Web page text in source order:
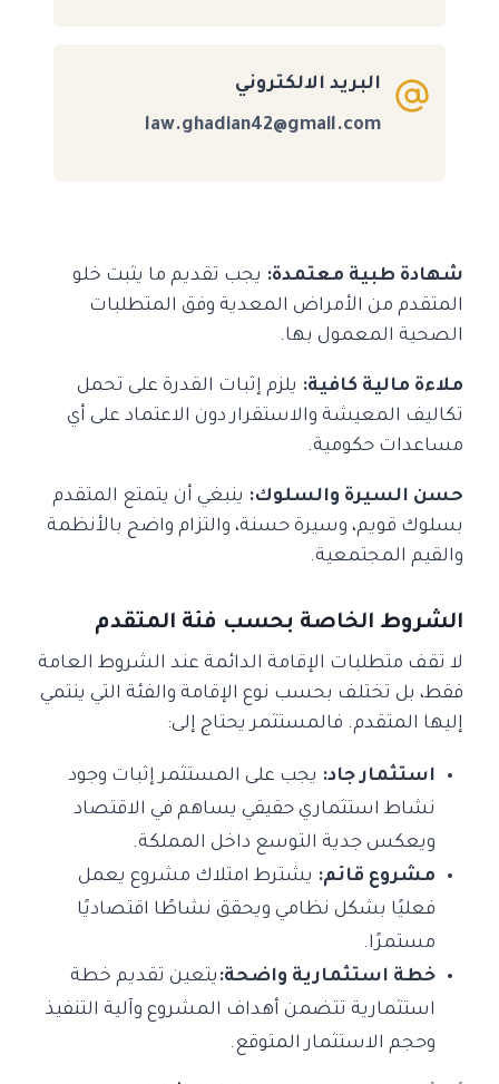
البريد الالكتروني
law.ghadian42@gmail.com
شهادة طبية معتمدة: يجب تقديم ما يثبت خلو
المتقدم من الأمراض المعدية وفق المتطلبات
الصحية المعمول بها.
ملاءة مالية كافية: يلزم إثبات القدرة على تحمل
تكاليف المعيشة والاستقرار دون الاعتماد على أي
مساعدات حكومية.
حسن السيرة والسلوك: ينبغي أن يتمتع المتقدم
بسلوك قويم، وسيرة حسنة، والتزام واضح بالأنظمة
والقيم المجتمعية.
الشروط الخاصة بحسب فئة المتقدم
لا تقف متطلبات الإقامة الدائمة عند الشروط العامة
فقط، بل تختلف بحسب نوع الإقامة والفئة التي ينتمي
إليها المتقدم. فالمستثمر يحتاج إلى:
استثمار جاد: يجب على المستثمر إثبات وجود
نشاط استثماري حقيقي يساهم في الاقتصاد
ويعكس جدية التوسع داخل المملكة.
مشروع قائم: يشترط امتلاك مشروع يعمل
فعليًا بشكل نظامي ويحقق نشاطًا اقتصاديًا
مستمرًا.
خطة استثمارية واضحة: يتعين تقديم خطة
استثمارية تتضمن أهداف المشروع وآلية التنفيذ
وحجم الاستثمار المتوقع.